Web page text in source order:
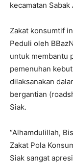
kecamatan
Zakat konsumtif
Peduli oleh
untuk membantu
pemenuhan
dilaksanakan
bergantian
Siak.
“Alhamdulillah,
Zakat Pola
Siak sangat